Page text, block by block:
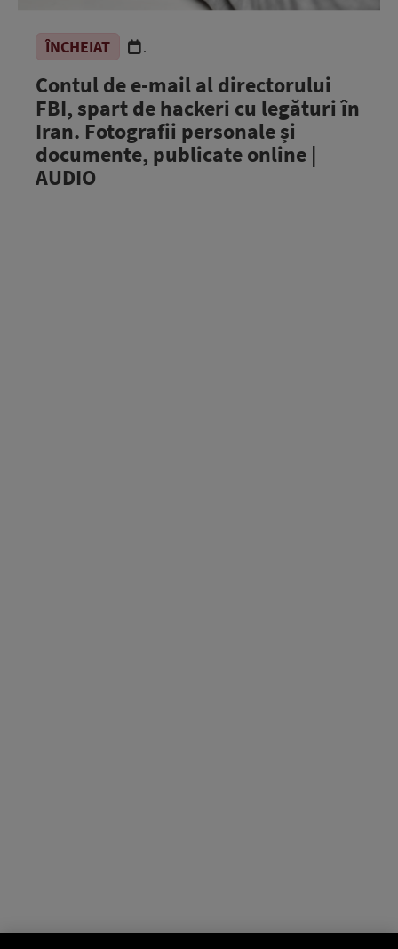
ÎNCHEIAT .
Contul de e-mail al directorului
FBI, spart de hackeri cu legături în
Iran. Fotografii personale și
documente, publicate online |
AUDIO